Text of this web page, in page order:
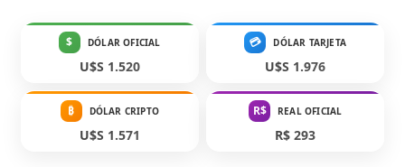
$ DÓLAR OFICIAL
U$S 1.520
💳 DÓLAR TARJETA
U$S 1.976
₿ DÓLAR CRIPTO
U$S 1.571
R$ REAL OFICIAL
R$ 293